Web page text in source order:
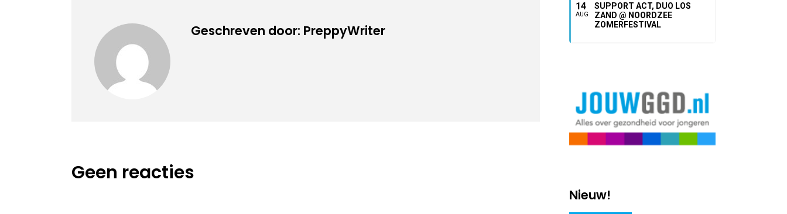
Geschreven door: PreppyWriter
Geen reacties
14
AUG
SUPPORT ACT, DUO LOS
ZAND @ NOORDZEE
ZOMERFESTIVAL
Nieuw!